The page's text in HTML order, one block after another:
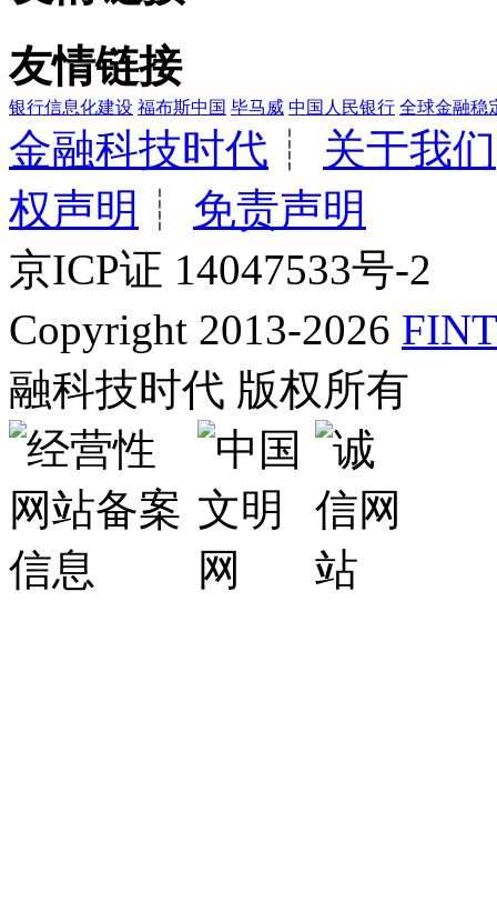
友情链接
银行信息化建设 福布斯中国 毕马威 中国人民银行 全球金融稳
金融科技时代 ┊ 关于我们
权声明 ┊ 免责声明
京ICP证 14047533号-2
Copyright 2013-2026
融科技时代 版权所有